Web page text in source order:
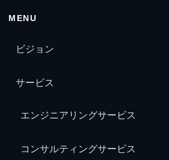
MENU
ビジョン
サービス
エンジニアリングサービス
コンサルティングサービス